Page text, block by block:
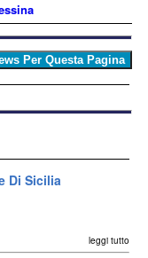
Di Sicilia
leggi tutto